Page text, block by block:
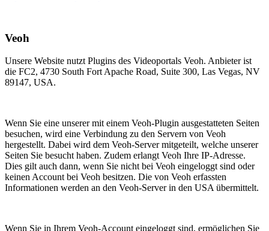
Veoh
Unsere Website nutzt Plugins des Videoportals Veoh. Anbieter ist
die FC2, 4730 South Fort Apache Road, Suite 300, Las Vegas, NV
89147, USA.
Wenn Sie eine unserer mit einem Veoh-Plugin ausgestatteten Seiten
besuchen, wird eine Verbindung zu den Servern von Veoh
hergestellt. Dabei wird dem Veoh-Server mitgeteilt, welche unserer
Seiten Sie besucht haben. Zudem erlangt Veoh Ihre IP-Adresse.
Dies gilt auch dann, wenn Sie nicht bei Veoh eingeloggt sind oder
keinen Account bei Veoh besitzen. Die von Veoh erfassten
Informationen werden an den Veoh-Server in den USA übermittelt.
Wenn Sie in Ihrem Veoh-Account eingeloggt sind, ermöglichen Sie